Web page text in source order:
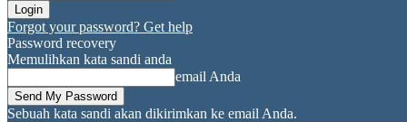
Forgot your password? Get help
Password recovery
Memulihkan kata sandi anda
email Anda
Sebuah kata sandi akan dikirimkan ke email Anda.